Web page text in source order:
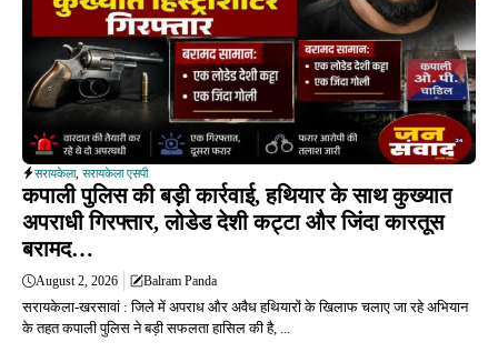
सरायकेला, सरायकेला एसपी
कपाली पुलिस की बड़ी कार्रवाई, हथियार के साथ कुख्यात
अपराधी गिरफ्तार, लोडेड देशी कट्टा और जिंदा कारतूस
बरामद…
August 2, 2026 Balram Panda
सरायकेला-खरसावां : जिले में अपराध और अवैध हथियारों के खिलाफ चलाए जा रहे अभियान
के तहत कपाली पुलिस ने बड़ी सफलता हासिल की है, ...